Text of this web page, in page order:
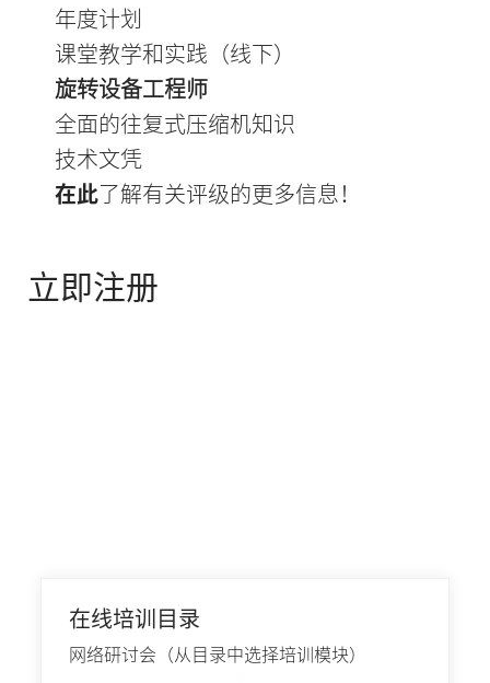
年度计划
课堂教学和实践（线下）
旋转设备工程师
全面的往复式压缩机知识
技术文凭
在此了解有关评级的更多信息！
立即注册
在线培训目录
网络研讨会（从目录中选择培训模块）